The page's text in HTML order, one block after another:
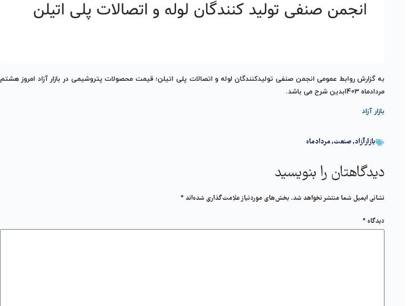
به گزارش روابط عمومی انجمن صنفی تولیدکنندگان لوله و اتصالات پلی اتیلن؛ قیمت محصولات پتروشیمی در بازار آزاد امروز هشتم
مردادماه 1403بدین شرح می باشد.
بازار آزاد
بازارآزاد,صنعت,مردادماه
دیدگاهتان را بنویسید
نشانی ایمیل شما منتشر نخواهد شد. بخش‌های موردنیاز علامت‌گذاری شده‌اند *
دیدگاه *